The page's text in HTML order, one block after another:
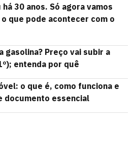
30 anos. Só agora vamos
que pode acontecer com o
gasolina? Preço vai subir a
entenda por quê
o que é, como funciona e
documento essencial